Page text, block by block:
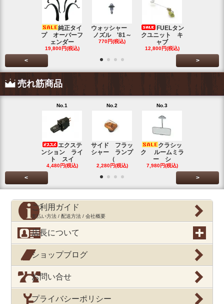
純正タイ
プ オーバーフ
ェンダー
19,800円(税込)
ウォッシャー
ノズル '81～
770円(税込)
FUELタン
クユニット キ
ャブ
12,800円(税込)
< >
売れ筋商品
No.1
エクステ
ンション ライ
ト スイ
4,480円(税込)
No.2
サイド フラッ
シャー ランプ
（
2,280円(税込)
No.3
クラシッ
ク ルームミラ
ー シ
7,980円(税込)
< >
ご利用ガイド
支払い方法 / 配送方法 / 会社概要
店長について
ショップブログ
お問い合せ
プライバシーポリシー